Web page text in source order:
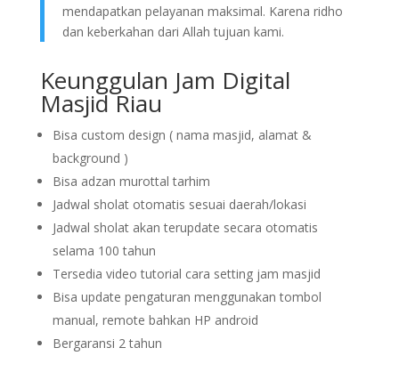
mendapatkan pelayanan maksimal. Karena ridho
dan keberkahan dari Allah tujuan kami.
Keunggulan Jam Digital
Masjid Riau
Bisa custom design ( nama masjid, alamat &
background )
Bisa adzan murottal tarhim
Jadwal sholat otomatis sesuai daerah/lokasi
Jadwal sholat akan terupdate secara otomatis
selama 100 tahun
Tersedia video tutorial cara setting jam masjid
Bisa update pengaturan menggunakan tombol
manual, remote bahkan HP android
Bergaransi 2 tahun